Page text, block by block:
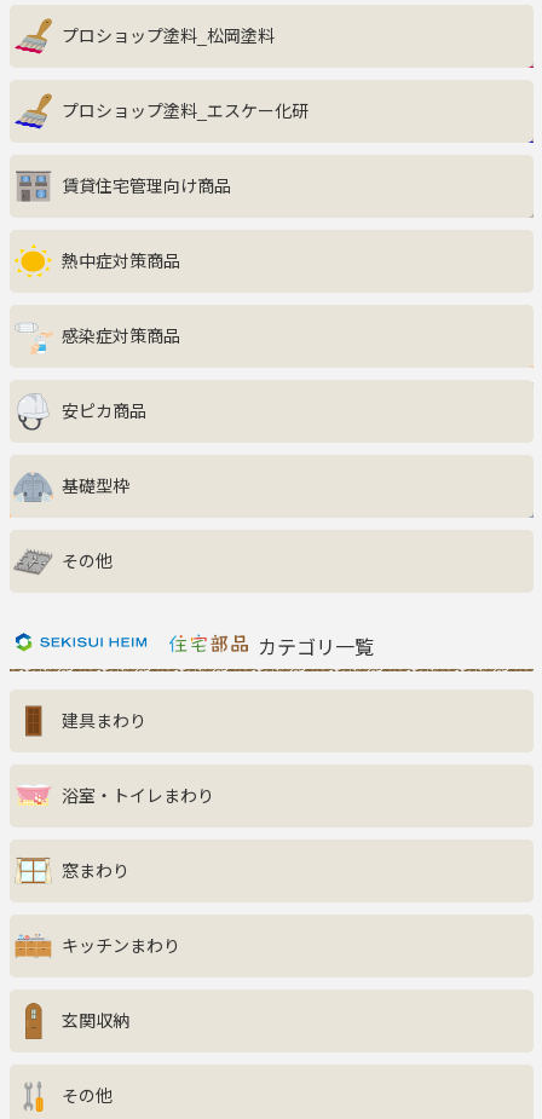
インテリア・収納家具
キッチン
エクステリア
サニタリー・ランドリー
ファッション・美容・健康
生活雑貨・グルメ・キッズ
ご利用ガイド よくある質問 お問い合わせ
プロショップ塗料_松岡塗料
プロショップ塗料_エスケー化研
賃貸住宅管理向け商品
熱中症対策商品
感染症対策商品
安ピカ商品
基礎型枠
その他
カテゴリ一覧
建具まわり
浴室・トイレまわり
窓まわり
キッチンまわり
玄関収納
その他